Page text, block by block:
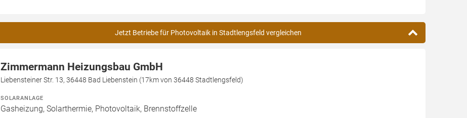
Jetzt Betriebe für Photovoltaik in Stadtlengsfeld vergleichen
Zimmermann Heizungsbau GmbH
Liebensteiner Str. 13, 36448 Bad Liebenstein (17km von 36448 Stadtlengsfeld)
SOLARANLAGE
Gasheizung, Solarthermie, Photovoltaik, Brennstoffzelle